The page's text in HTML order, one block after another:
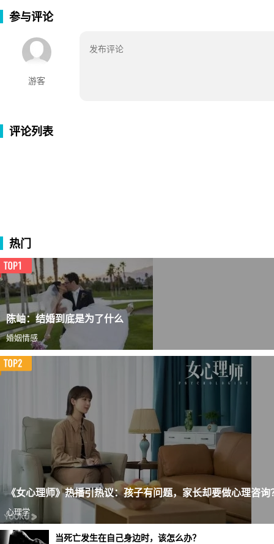
参与评论
游客
评论列表
热门
陈岫：结婚到底是为了什么
婚姻情感
《女心理师》热播引热议：孩子有问题，家长却要做心理咨询
心理学
当死亡发生在自己身边时，该怎么办？